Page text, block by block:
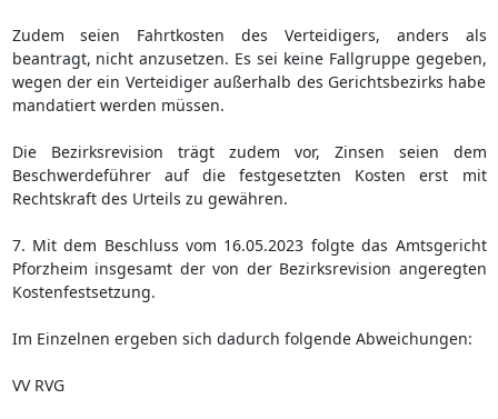
Zudem seien Fahrtkosten des Verteidigers, anders als
beantragt, nicht anzusetzen. Es sei keine Fallgruppe gegeben,
wegen der ein Verteidiger außerhalb des Gerichtsbezirks habe
mandatiert werden müssen.
Die Bezirksrevision trägt zudem vor, Zinsen seien dem
Beschwerdeführer auf die festgesetzten Kosten erst mit
Rechtskraft des Urteils zu gewähren.
7. Mit dem Beschluss vom 16.05.2023 folgte das Amtsgericht
Pforzheim insgesamt der von der Bezirksrevision angeregten
Kostenfestsetzung.
Im Einzelnen ergeben sich dadurch folgende Abweichungen:
VV RVG